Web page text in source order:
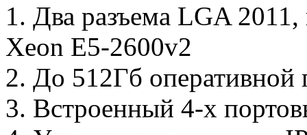
1. Два разъема LGA
Xeon E5-2600v2
2. До 512Гб оперативной
3. Встроенный 4-х